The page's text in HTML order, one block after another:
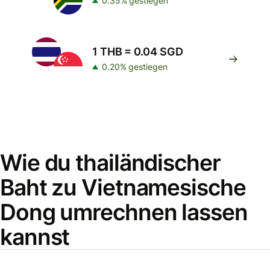
1 THB = 0.04 SGD
0.20% gestiegen
Wie du thailändischer
Baht zu Vietnamesische
Dong umrechnen lassen
kannst